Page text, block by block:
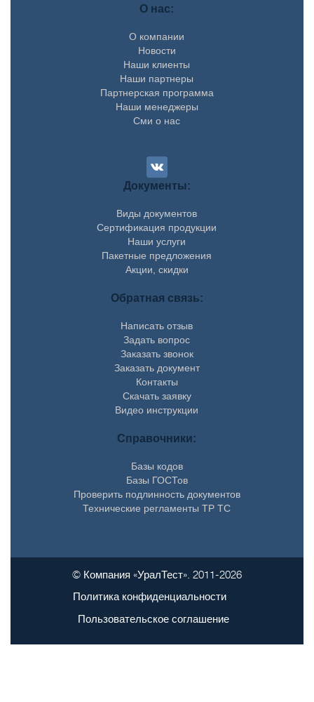
О нас:
О компании
Новости
Наши клиенты
Наши партнеры
Партнерская программа
Наши менеджеры
Сми о нас
Документы:
Виды документов
Сертификация продукции
Наши услуги
Пакетные предложения
Акции, скидки
Обратная связь:
Написать отзыв
Задать вопрос
Заказать звонок
Заказать документ
Контакты
Скачать заявку
Видео инструкции
Справочники:
Базы кодов
Базы ГОСТов
Проверить подлинность документов
Технические регламенты ТР ТС
© Компания «УралТест». 2011-2026
Политика конфиденциальности
Пользовательское соглашение